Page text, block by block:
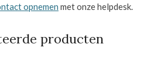
opnemen met onze helpdesk.
producten